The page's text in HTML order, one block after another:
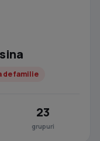
de familie
23
grupuri